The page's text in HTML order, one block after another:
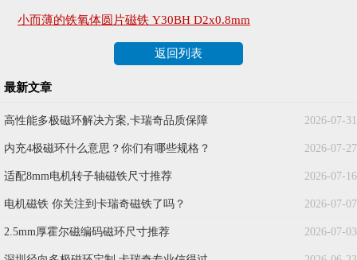
小而薄的铁氧体圆片磁铁 Y30BH D2x0.8mm
返回列表
最新文章
2026-07-31
高性能多极磁环解决方案,卡瑞奇品质保障
2026-07-27
内充4极磁环什么意思？你们有哪些规格？
2026-07-16
适配8mm电机转子轴磁铁尺寸推荐
2026-07-07
电机磁铁 你关注到卡瑞奇磁铁了吗？
2026-07-03
2.5mm厚霍尔磁编码磁环尺寸推荐